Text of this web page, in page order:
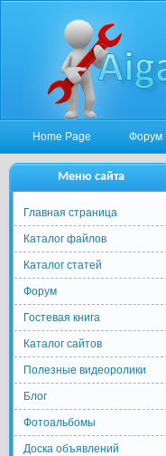
Home Page Форум
Меню сайта
Главная страница
Каталог файлов
Каталог статей
Форум
Гостевая книга
Каталог сайтов
Полезные видеоролики
Блог
Фотоальбомы
Доска объявлений